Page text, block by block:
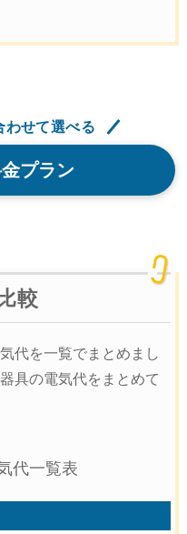
わせて選べる
プラン
較
代を一覧でまとめまし
具の電気代をまとめて
代一覧表